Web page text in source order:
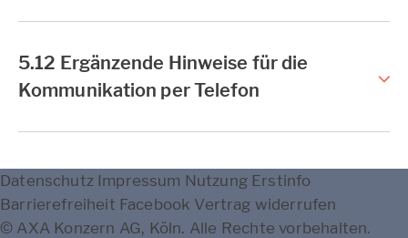
5.12 Ergänzende Hinweise für die
Kommunikation per Telefon
Datenschutz Impressum Nutzung Erstinfo
Barrierefreiheit Facebook Vertrag widerrufen
© AXA Konzern AG, Köln. Alle Rechte vorbehalten.